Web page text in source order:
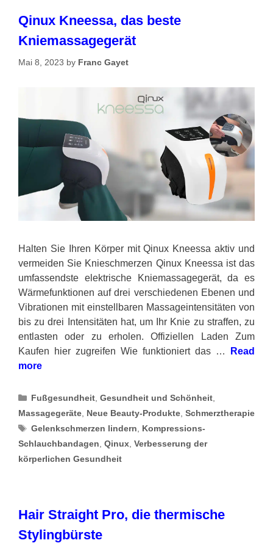
Qinux Kneessa, das beste
Kniemassagegerät
Mai 8, 2023 by Franc Gayet
Halten Sie Ihren Körper mit Qinux Kneessa aktiv und
vermeiden Sie Knieschmerzen Qinux Kneessa ist das
umfassendste elektrische Kniemassagegerät, da es
Wärmefunktionen auf drei verschiedenen Ebenen und
Vibrationen mit einstellbaren Massageintensitäten von
bis zu drei Intensitäten hat, um Ihr Knie zu straffen, zu
entlasten oder zu erholen. Offiziellen Laden Zum
Kaufen hier zugreifen Wie funktioniert das …
Read
more
Categories
Fußgesundheit ,Gesundheit und Schönheit
Massagegeräte Neue Beauty-Produkte Schmerztherapie
Tags
Gelenkschmerzen lindern
Kompressions-
Schlauchbandagen Qinux Verbesserung der
körperlichen Gesundheit
Hair Straight Pro, die thermische
Stylingbürste